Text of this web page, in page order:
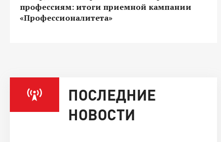
профессиям: итоги приемной кампании
«Профессионалитета»
ПОСЛЕДНИЕ
НОВОСТИ